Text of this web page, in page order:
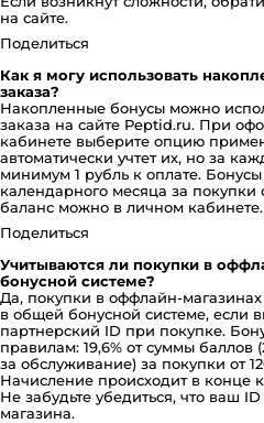
на сайте.
Поделиться
Как я могу использовать
заказа?
Накопленные бонусы можно
заказа на сайте Peptid.ru. При
кабинете выберите опцию
автоматически учтет их, но за
минимум 1 рубль к оплате.
календарного месяца за покупки
баланс можно в личном кабинете.
Поделиться
Учитываются ли покупки в
бонусной системе?
Да, покупки в оффлайн-
в общей бонусной системе, если
партнерский ID при покупке.
правилам: 19,6% от суммы баллов
за обслуживание) за покупки от
Начисление происходит в конце
Не забудьте убедиться, что ваш
магазина.